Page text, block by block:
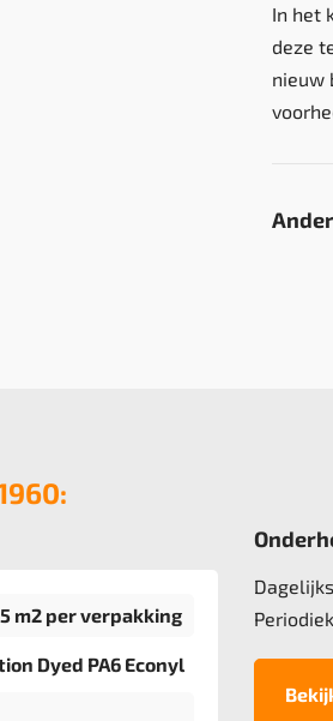
In het
deze
nieuw
m2 per verpakking
Dyed PA6 Econyl